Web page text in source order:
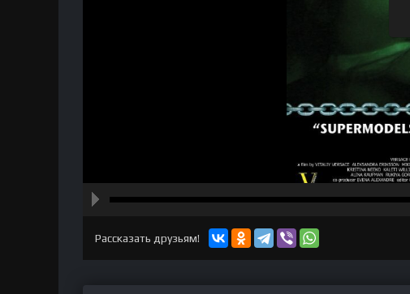
Рассказать друзьям!